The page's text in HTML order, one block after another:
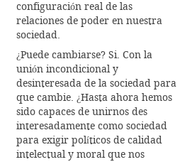
configuración real de las
relaciones de poder en nuestra
sociedad.
¿Puede cambiarse? Si. Con la
unión incondicional y
desinteresada de la sociedad para
que cambie. ¿Hasta ahora hemos
sido capaces de unirnos des
interesadamente como sociedad
para exigir políticos de calidad
intelectual y moral que nos